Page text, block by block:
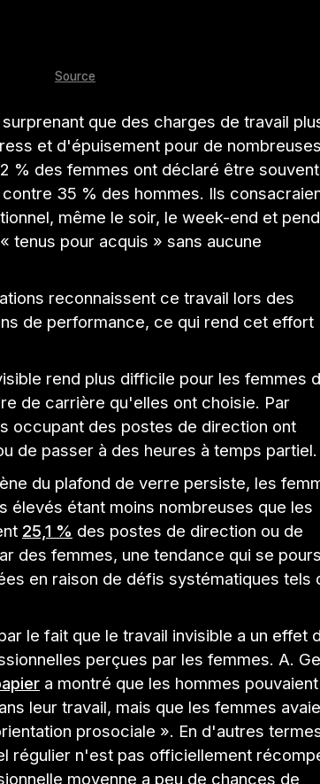
Source
que des charges de travail
et d'épuisement pour de nombreuses
% des femmes ont déclaré être
35 % des hommes. Ils
même le soir, le week-end et
tenus pour acquis » sans aucune
reconnaissent ce travail lors des
de performance, ce qui rend cet effort
rend plus difficile pour les femmes
de carrière qu'elles ont choisie. Par
occupant des postes de direction ont
de passer à des heures à temps partiel.
du plafond de verre persiste, les
élevés étant moins nombreuses que les
25,1 % des postes de direction ou de
des femmes, une tendance qui se
en raison de défis systématiques tels
le fait que le travail invisible a un effet
perçues par les femmes. A.
a montré que les hommes pouvaient
leur travail, mais que les femmes
prosociale ». En d'autres
régulier n'est pas officiellement
moyenne a peu de chances de